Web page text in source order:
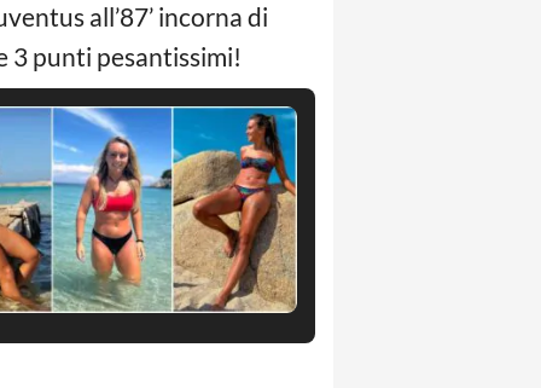
all’87’ incorna di
3 punti pesantissimi!